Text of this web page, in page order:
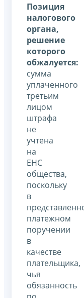
Позиция
налогового
органа,
решение
которого
обжалуется:
сумма
уплаченного
третьим
лицом
штрафа
не
учтена
на
ЕНС
общества,
поскольку
в
платежном
поручении
в
качестве
плательщика,
чья
обязанность